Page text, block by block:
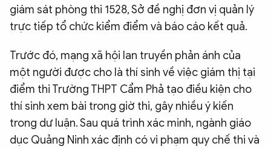
giám sát phòng thi 1528, Sở đề nghị đơn vị quản lý
trực tiếp tổ chức kiểm điểm và báo cáo kết quả.
Trước đó, mạng xã hội lan truyền phản ánh của
một người được cho là thí sinh về việc giám thị tại
điểm thi Trường THPT Cẩm Phả tạo điều kiện cho
thí sinh xem bài trong giờ thi, gây nhiều ý kiến
trong dư luận. Sau quá trình xác minh, ngành giáo
dục Quảng Ninh xác định có vi phạm quy chế thi và